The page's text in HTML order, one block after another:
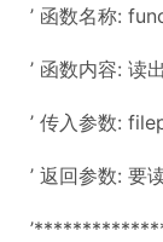
’ 函数名称:
’ 函数内容: 读
’ 传入参数:
’ 返回参数: 要